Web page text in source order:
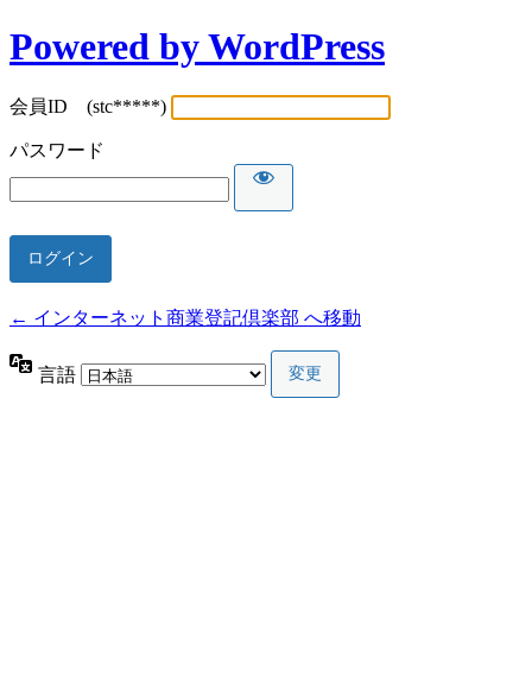
Powered by WordPress
会員ID (stc*****)
パスワード
← インターネット商業登記倶楽部 へ移動
言語